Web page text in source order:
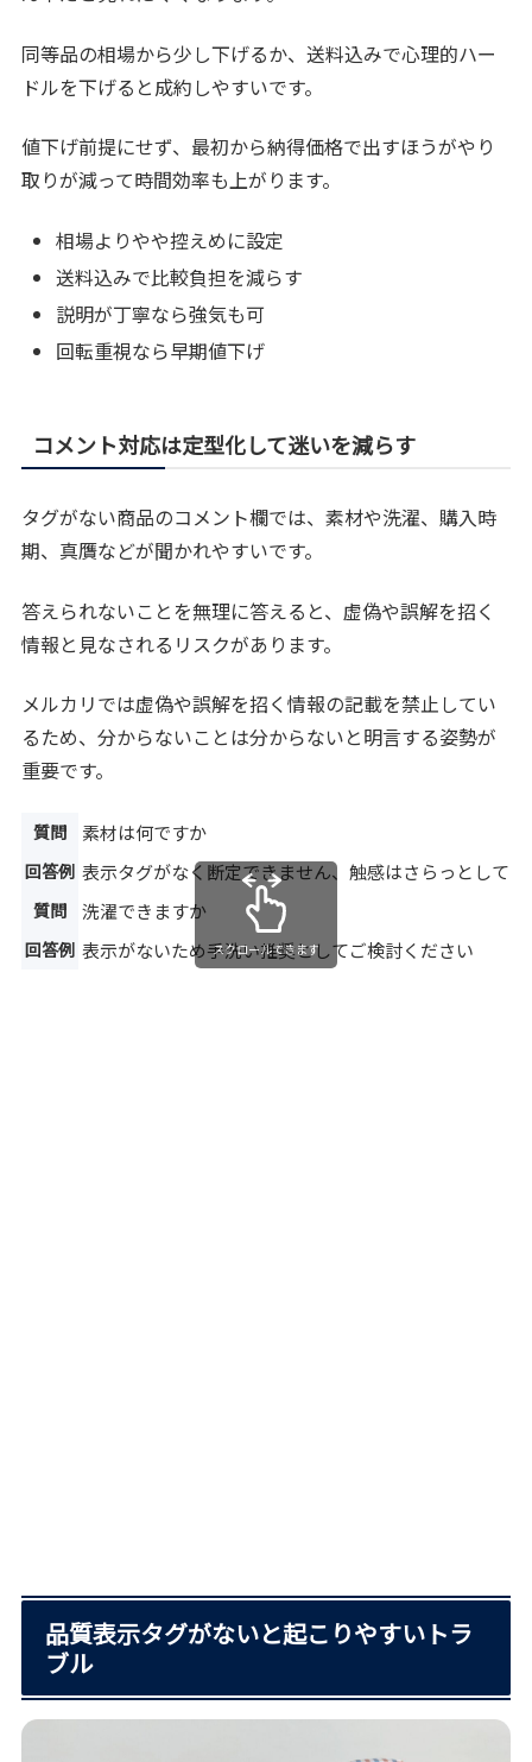
同等品の相場から少し下げるか、送料込みで心理的ハー
ドルを下げると成約しやすいです。
値下げ前提にせず、最初から納得価格で出すほうがやり
取りが減って時間効率も上がります。
相場よりやや控えめに設定
送料込みで比較負担を減らす
説明が丁寧なら強気も可
回転重視なら早期値下げ
コメント対応は定型化して迷いを減らす
タグがない商品のコメント欄では、素材や洗濯、購入時
期、真贋などが聞かれやすいです。
答えられないことを無理に答えると、虚偽や誤解を招く
情報と見なされるリスクがあります。
メルカリでは虚偽や誤解を招く情報の記載を禁止してい
るため、分からないことは分からないと明言する姿勢が
重要です。
質問 素材は何ですか
回答例 表示タグがなく断定できません、触感はさらっとして
質問 洗濯できますか
回答例 表示がないため手洗い推奨としてご検討ください
スクロールできます
品質表示タグがないと起こりやすいトラ
ブル